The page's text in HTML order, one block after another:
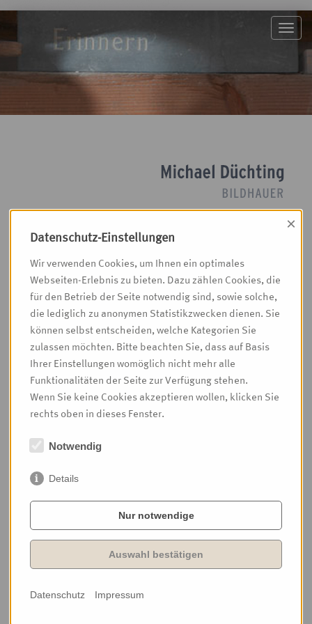
Toggle
Kirchenräume
Die Gestaltung von
Kirchenräumen, eine
Aufgabe die sich heute
insbesondere im Rahmen
von Renovierungen stellt, ist
mein hauptsächliches
Arbeitsgebiet. Überwiegend
in der Erzdiözese Paderborn
konnte ich bei zahlreichen
mitwirken.
Oftmals stellt sich hier eine vielschichtige Aufgabe
einer neuen Arbeit nehmen, Räume akzentuieren, ihnen
Achsen und Bezugspunkte zurückgeben, gewandelte
liturgische Auffassungen und sich verändernde Wünsche
und Ansprüche der Kirchenbesucher erkennen und all
Merkmal der von mir renovierten und neu gestalteten
Datenschutz-Einstellungen
×
Wir verwenden Cookies, um Ihnen ein optimales
Webseiten-Erlebnis zu bieten. Dazu zählen Cookies, die
für den Betrieb der Seite notwendig sind, sowie solche,
die lediglich zu anonymen Statistikzwecken dienen. Sie
können selbst entscheiden, welche Kategorien Sie
zulassen möchten. Bitte beachten Sie, dass auf Basis
Ihrer Einstellungen womöglich nicht mehr alle
Funktionalitäten der Seite zur Verfügung stehen.
Wenn Sie keine Cookies akzeptieren wollen, klicken Sie
rechts oben in dieses Fenster.
Notwendig
Details
Nur notwendige
Auswahl bestätigen
Datenschutz Impressum